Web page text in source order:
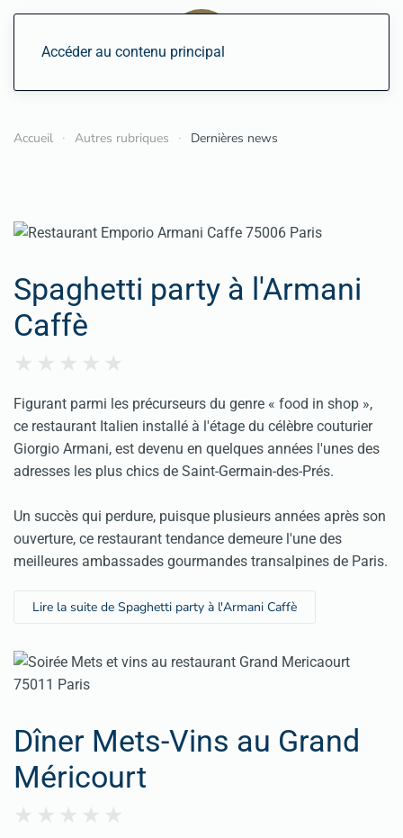
Accéder au contenu principal
Accueil Autres rubriques Dernières news
Spaghetti party à l'Armani
Caffè
Figurant parmi les précurseurs du genre « food in shop »,
ce restaurant Italien installé à l'étage du célèbre couturier
Giorgio Armani, est devenu en quelques années l'unes des
adresses les plus chics de Saint-Germain-des-Prés.
Un succès qui perdure, puisque plusieurs années après son
ouverture, ce restaurant tendance demeure l'une des
meilleures ambassades gourmandes transalpines de Paris.
Lire la suite de Spaghetti party à l'Armani Caffè
Dîner Mets-Vins au Grand
Méricourt